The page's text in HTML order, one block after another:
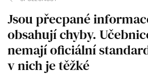
Jsou přecpané
obsahují chyby.
nemají oficiální
v nich je těžké